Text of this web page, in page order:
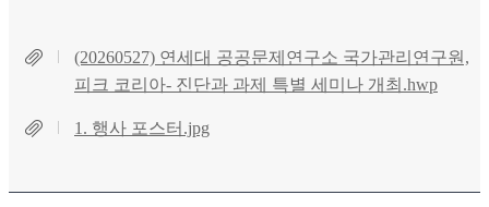
(20260527) 연세대 공공문제연구소 국가관리연구원,
피크 코리아- 진단과 과제 특별 세미나 개최.hwp
1. 행사 포스터.jpg